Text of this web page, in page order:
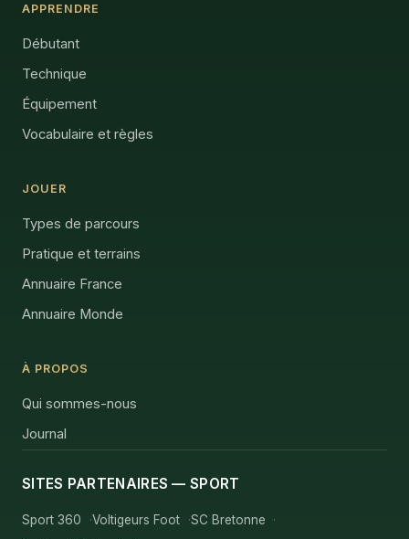
APPRENDRE
Débutant
Technique
Équipement
Vocabulaire et règles
JOUER
Types de parcours
Pratique et terrains
Annuaire France
Annuaire Monde
À PROPOS
Qui sommes-nous
Journal
SITES PARTENAIRES — SPORT
Sport 360 Voltigeurs Foot
SC Bretonne